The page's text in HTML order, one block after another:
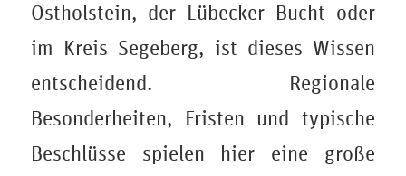
Ostholstein, der Lübecker Bucht oder
im Kreis Segeberg, ist dieses Wissen
entscheidend. Regionale
Besonderheiten, Fristen und typische
Beschlüsse spielen hier eine große